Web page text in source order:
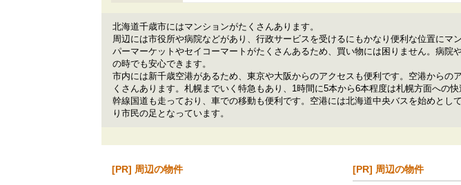
北海道千歳市にはマンションがたくさんあります。
周辺には市役所や病院などがあり、行政サービスを受けるにもかなり便利な位置にマ
パーマーケットやセイコーマートがたくさんあるため、買い物には困りません。病院
の時でも安心できます。
市内には新千歳空港があるため、東京や大阪からのアクセスも便利です。空港からの
くさんあります。札幌までいく特急もあり、1時間に5本から6本程度は札幌方面への快
幹線国道も走っており、車での移動も便利です。空港には北海道中央バスを始めとし
り市民の足となっています。
[PR] 周辺の物件 [PR] 周辺の物件